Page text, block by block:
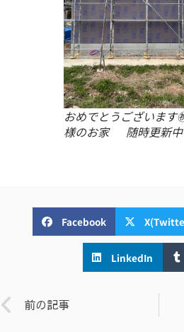
おめでとうございます
様のお家 随時更新中
Facebook
LinkedIn
前の記事